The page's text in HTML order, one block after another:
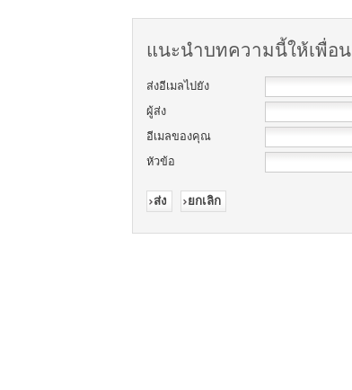
แนะนำบทความนี้ให้เพื่อน
ส่งอีเมลไปยัง
ผู้ส่ง
อีเมลของคุณ
หัวข้อ
ส่ง ยกเลิก